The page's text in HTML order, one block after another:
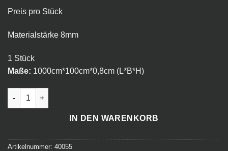
Preis pro Stück
Materialstärke 8mm
1 Stück
Maße: 1000cm*100cm*0,8cm (L*B*H)
Rollenkork - 8mm - 10m Menge
IN DEN WARENKORB
Artikelnummer: 40055